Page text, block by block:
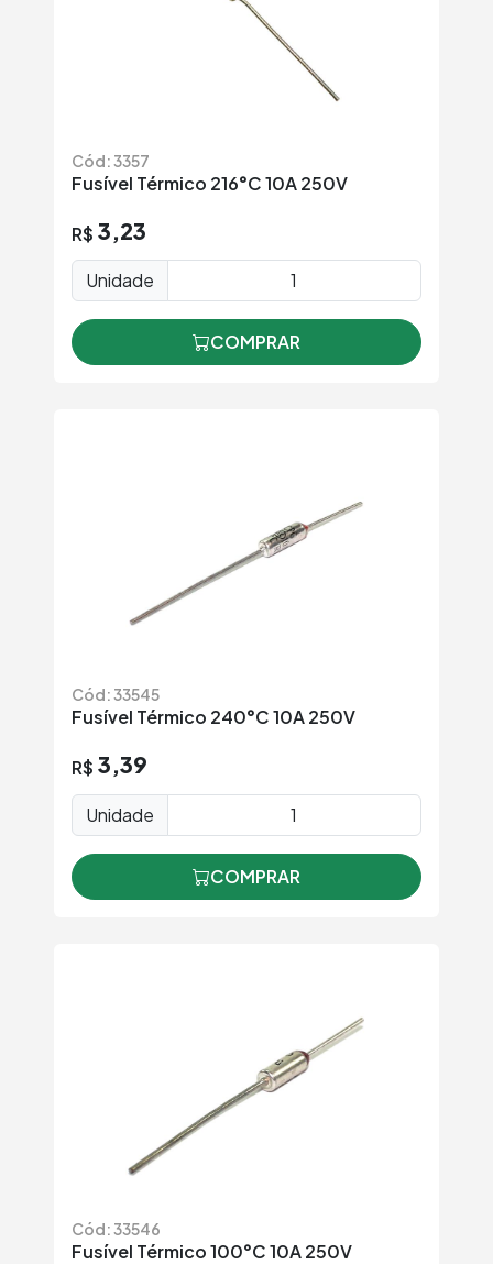
Cód: 3357
Fusível Térmico 216°C 10A 250V
R$ 3,23
Unidade
COMPRAR
Cód: 33545
Fusível Térmico 240°C 10A 250V
R$ 3,39
Unidade
COMPRAR
Cód: 33546
Fusível Térmico 100°C 10A 250V